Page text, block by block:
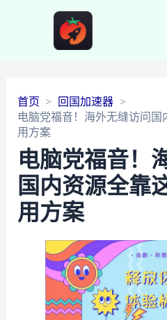
首页
回国加速器
电脑党福音！海外无缝访问
用方案
电脑党福音！
国内资源全靠
用方案